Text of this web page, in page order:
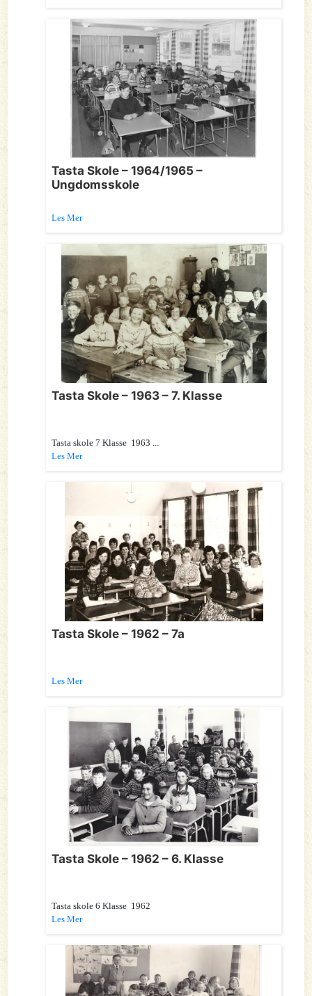
Tasta Skole – 1964/1965 –
Ungdomsskole
Les Mer
Tasta Skole – 1963 – 7. Klasse
Tasta skole 7 Klasse 1963 ...
Les Mer
Tasta Skole – 1962 – 7a
Les Mer
Tasta Skole – 1962 – 6. Klasse
Tasta skole 6 Klasse 1962
Les Mer